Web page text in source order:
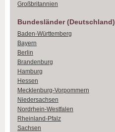
Großbritannien
Bundesländer (Deutschland)
Baden-Württemberg
Bayern
Berlin
Brandenburg
Hamburg
Hessen
Mecklenburg-Vorpommern
Niedersachsen
Nordrhein-Westfalen
Rheinland-Pfalz
Sachsen